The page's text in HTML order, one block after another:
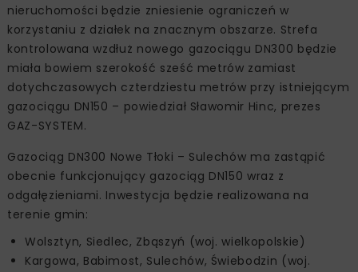
nieruchomości będzie zniesienie ograniczeń w
korzystaniu z działek na znacznym obszarze. Strefa
kontrolowana wzdłuż nowego gazociągu DN300 będzie
miała bowiem szerokość sześć metrów zamiast
dotychczasowych czterdziestu metrów przy istniejącym
gazociągu DN150 – powiedział Sławomir Hinc, prezes
GAZ-SYSTEM.
Gazociąg DN300 Nowe Tłoki – Sulechów ma zastąpić
obecnie funkcjonujący gazociąg DN150 wraz z
odgałęzieniami. Inwestycja będzie realizowana na
terenie gmin:
Wolsztyn, Siedlec, Zbąszyń (woj. wielkopolskie)
Kargowa, Babimost, Sulechów, Świebodzin (woj.